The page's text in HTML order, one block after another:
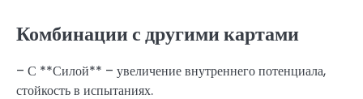
Комбинации с другими картами
– С **Силой** – увеличение внутреннего потенциала,
стойкость в испытаниях.